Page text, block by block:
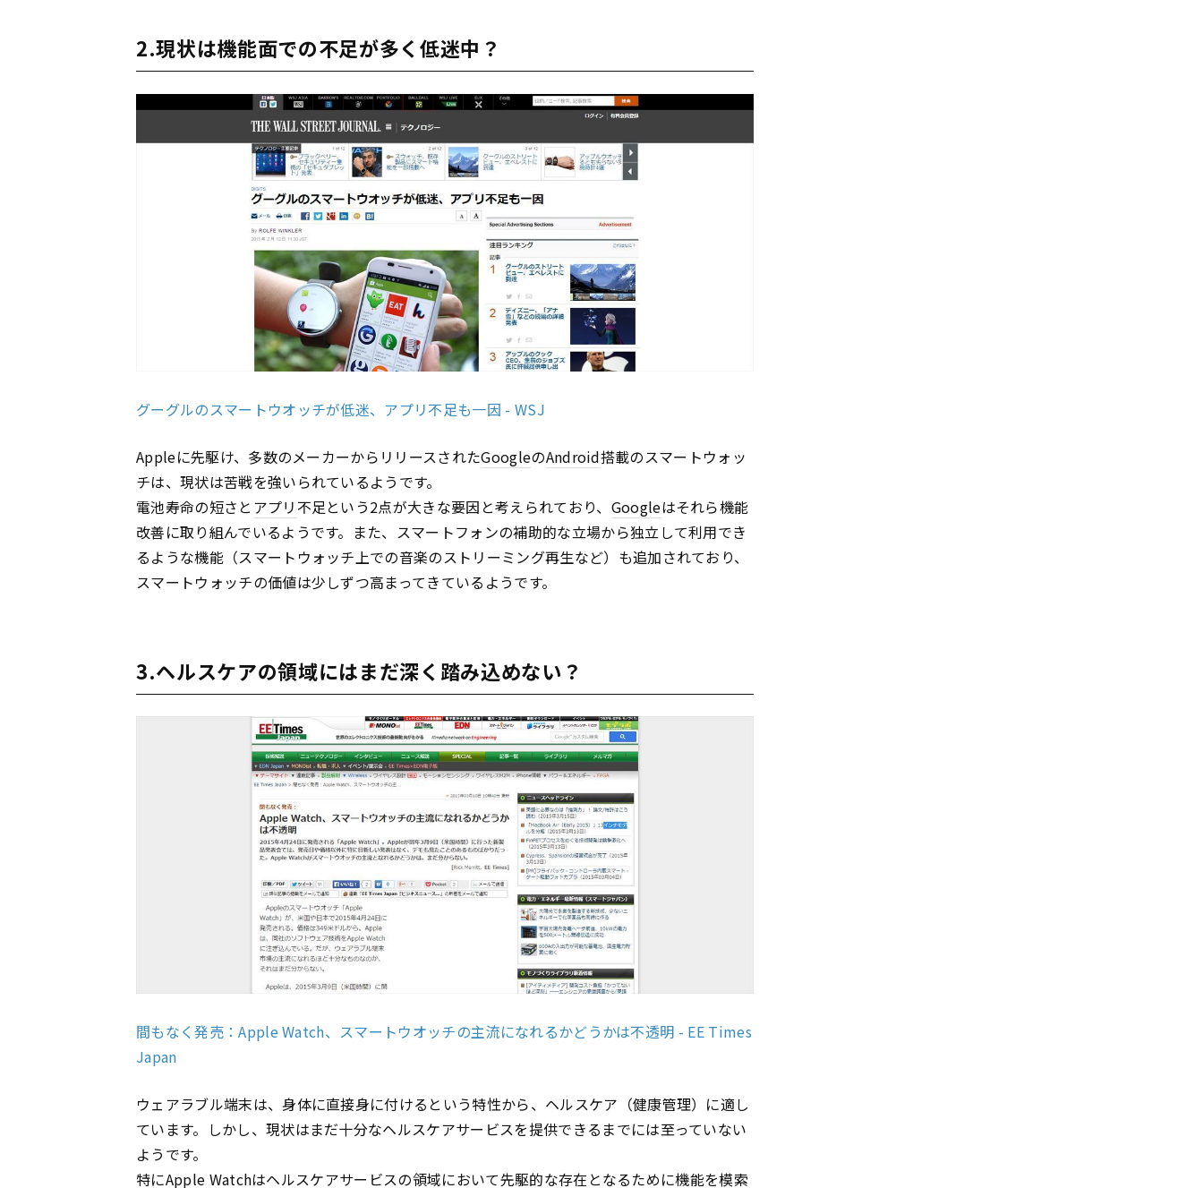
2.現状は機能面での不足が多く低迷中？
グーグルのスマートウオッチが低迷、アプリ不足も一因 - WSJ
Appleに先駆け、多数のメーカーからリリースされたGoogleのAndroid搭載のスマートウォッ
チは、現状は苦戦を強いられているようです。
電池寿命の短さと アプリ不足という2点が大きな要因と考えられており、 Googleはそれら機能
改善に取り組んでいるようです。また、スマートフォンの補助的な立場から独立して利用でき
るような機能（スマートウォッチ上での音楽のストリーミング再生など）も追加されており、
スマートウォッチの価値は少しずつ高まってきているようです。
3.ヘルスケアの領域にはまだ深く踏み込めない？
間もなく発売：Apple Watch、スマートウオッチの主流になれるかどうかは不透明 - EE Times
Japan
ウェアラブル端末は、身体に直接身に付けるという特性から、ヘルスケア（健康管理）に適し
ています。しかし、現状はまだ十分なヘルスケアサービスを提供できるまでには至っていない
ようです。
特にApple Watchはヘルスケアサービスの領域において先駆的な存在となるために機能を模索